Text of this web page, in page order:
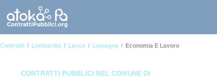
Contratti Lombardia Lecco Lomagna Economia E Lavoro
CONTRATTI PUBBLICI NEL COMUNE DI